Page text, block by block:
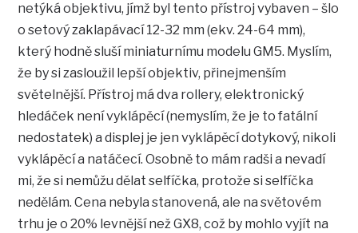
netýká objektivu, jímž byl tento přístroj vybaven – šlo
o setový zaklapávací 12-32 mm (ekv. 24-64 mm),
který hodně sluší miniaturnímu modelu GM5. Myslím,
že by si zasloužil lepší objektiv, přinejmenším
světelnější. Přístroj má dva rollery, elektronický
hledáček není vyklápěcí (nemyslím, že je to fatální
nedostatek) a displej je jen vyklápěcí dotykový, nikoli
vyklápěcí a natáčecí. Osobně to mám radši a nevadí
mi, že si nemůžu dělat selfíčka, protože si selfíčka
nedělám. Cena nebyla stanovená, ale na světovém
trhu je o 20% levnější než GX8, což by mohlo vyjít na